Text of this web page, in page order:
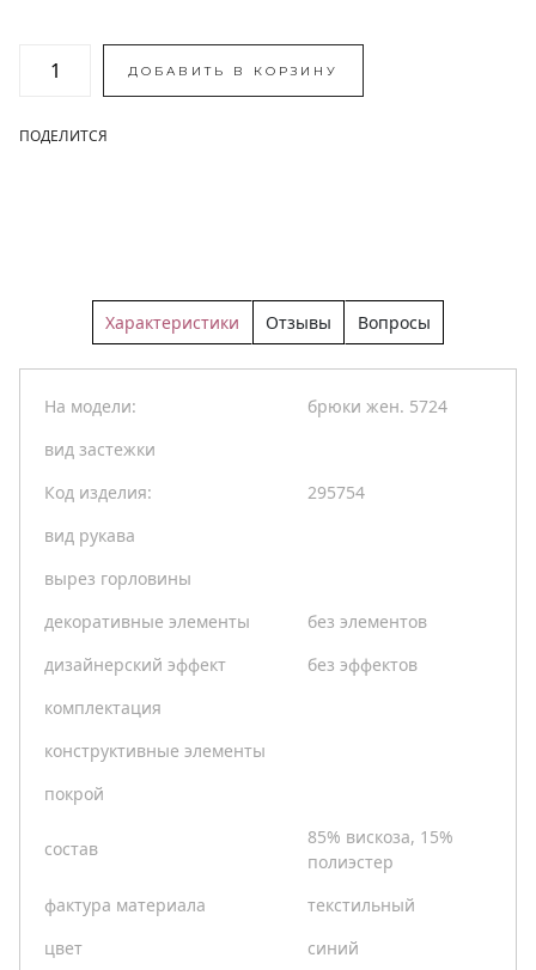
ДОБАВИТЬ В КОРЗИНУ
ПОДЕЛИТСЯ
Характеристики Отзывы Вопросы
На модели:
брюки жен. 5724
вид застежки
Код изделия:
295754
вид рукава
вырез горловины
декоративные элементы
без элементов
дизайнерский эффект
без эффектов
комплектация
конструктивные элементы
покрой
состав
85% вискоза, 15%
полиэстер
фактура материала
текстильный
цвет
синий